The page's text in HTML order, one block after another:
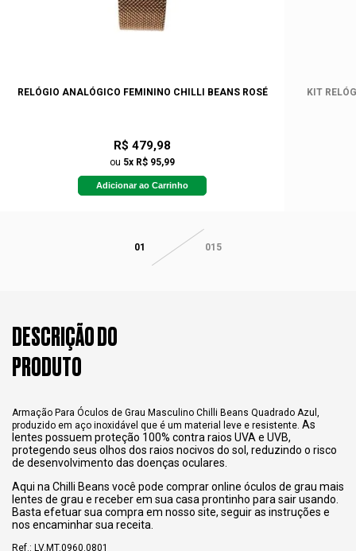
RELÓGIO ANALÓGICO FEMININO CHILLI BEANS ROSÉ
R$ 479,98
ou 5x R$ 95,99
Adicionar ao Carrinho
KIT
01 015
DESCRIÇÃO DO
PRODUTO
Armação Para Óculos de Grau Masculino Chilli Beans Quadrado Azul,
produzido em aço inoxidável que é um material leve e resistente. As
lentes possuem proteção 100% contra raios UVA e UVB,
protegendo seus olhos dos raios nocivos do sol, reduzindo o risco
de desenvolvimento das doenças oculares.
Aqui na Chilli Beans você pode comprar online óculos de grau mais
lentes de grau e receber em sua casa prontinho para sair usando.
Basta efetuar sua compra em nosso site, seguir as instruções e
nos encaminhar sua receita.
Ref.: LV.MT.0960.0801